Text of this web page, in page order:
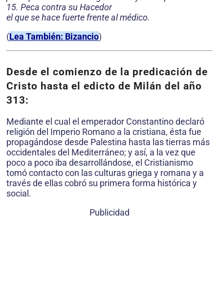
15. Peca contra su Hacedor
el que se hace fuerte frente al médico.
(Lea También: Bizancio)
Desde el comienzo de la predicación de
Cristo hasta el edicto de Milán del año
313:
Mediante el cual el emperador Constantino declaró
religión del Imperio Romano a la cristiana, ésta fue
propagándose desde Palestina hasta las tierras más
occidentales del Mediterráneo; y así, a la vez que
poco a poco iba desarrollándose, el Cristianismo
tomó contacto con las culturas griega y romana y a
través de ellas cobró su primera forma histórica y
social.
Publicidad